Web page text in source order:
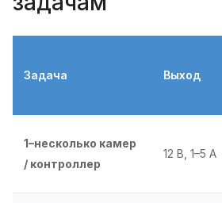
Задача Выход
1–несколько камер
/ контроллер
12 В, 1–5 А